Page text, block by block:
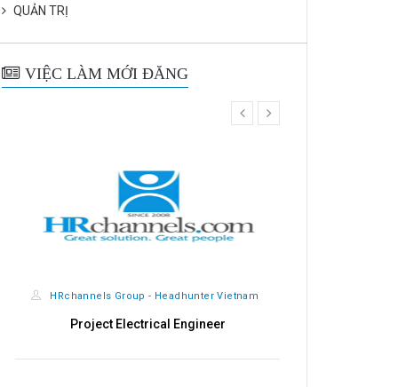
QUẢN TRỊ
VIỆC LÀM MỚI ĐĂNG
HRchannels Group - Headhunter Vietnam
Project Electrical Engineer
prev